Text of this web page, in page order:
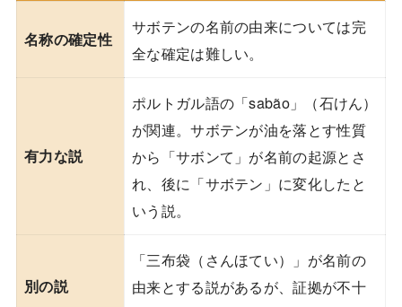
名称の確定性
サボテンの名前の由来については完
全な確定は難しい。
有力な説
ポルトガル語の「sabão」（石けん）
が関連。サボテンが油を落とす性質
から「サボンて」が名前の起源とさ
れ、後に「サボテン」に変化したと
いう説。
別の説
「三布袋（さんほてい）」が名前の
由来とする説があるが、証拠が不十